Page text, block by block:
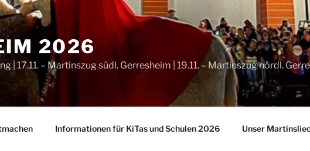
2026
| 17.11. – Martinszug südl. Gerresheim | 19.11. – Martinszug nördl.
Informationen für KiTas und Schulen 2026 Unser